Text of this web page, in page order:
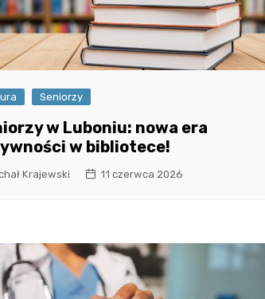
Seniorzy
w Luboniu: nowa era
w bibliotece!
Krajewski 11 czerwca 2026